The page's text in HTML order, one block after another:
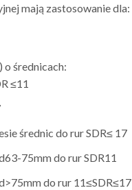
mają zastosowanie dla:
średnicach:
≤11
średnic do rur SDR≤ 17
75mm do rur SDR11
do rur 11≤SDR≤17